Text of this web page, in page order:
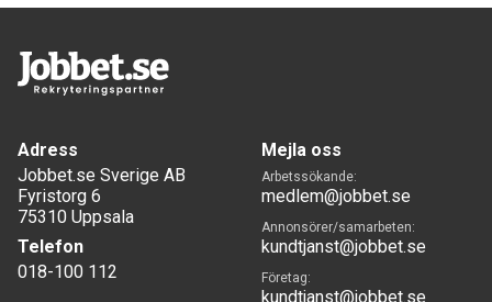
Adress
Jobbet.se Sverige AB
Fyristorg 6
75310 Uppsala
Telefon
018-100 112
Mejla oss
Arbetssökande:
medlem@jobbet.se
Annonsörer/samarbeten:
kundtjanst@jobbet.se
Företag:
kundtjanst@jobbet.se